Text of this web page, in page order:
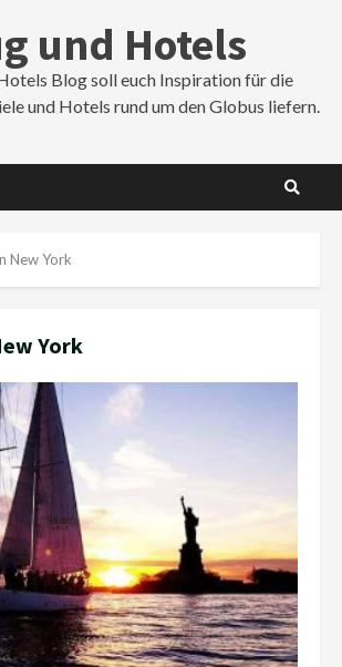
und Hotels
Blog soll euch Inspiration für die
und Hotels rund um den Globus liefern.
New York
York